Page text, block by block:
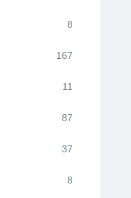
8
167
11
87
37
8